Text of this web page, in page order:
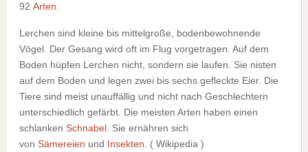
92 Arten
Lerchen sind kleine bis mittelgroße, bodenbewohnende
Vögel. Der Gesang wird oft im Flug vorgetragen. Auf dem
Boden hüpfen Lerchen nicht, sondern sie laufen. Sie nisten
auf dem Boden und legen zwei bis sechs gefleckte Eier. Die
Tiere sind meist unauffällig und nicht nach Geschlechtern
unterschiedlich gefärbt. Die meisten Arten haben einen
schlanken Schnabel . Sie ernähren sich
von Sämereien und Insekten . ( Wikipedia )